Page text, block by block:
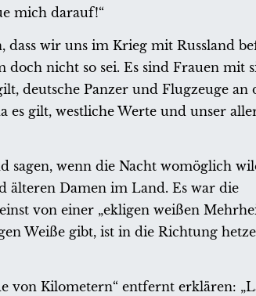
mich darauf!“
dass wir uns im Krieg mit Russland
doch nicht so sei. Es sind Frauen mit
deutsche Panzer und Flugzeuge
es gilt, westliche Werte und unser
sagen, wenn die Nacht womöglich
älteren Damen im Land. Es war die
von einer „ekligen weißen
Weiße gibt, ist in die Richtung
Kilometern“ entfernt erklären: